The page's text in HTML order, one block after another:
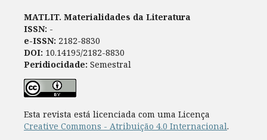
MATLIT. Materialidades da Literatura
ISSN: -
e-ISSN: 2182-8830
DOI: 10.14195/2182-8830
Peridiocidade: Semestral
Esta revista está licenciada com uma Licença
Creative Commons - Atribuição 4.0 Internacional.